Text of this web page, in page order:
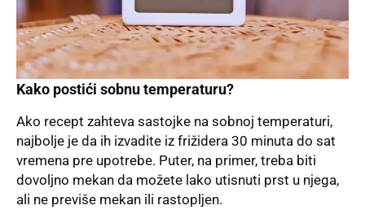
Kako postići sobnu temperaturu?
Ako recept zahteva sastojke na sobnoj temperaturi,
najbolje je da ih izvadite iz frižidera 30 minuta do sat
vremena pre upotrebe. Puter, na primer, treba biti
dovoljno mekan da možete lako utisnuti prst u njega,
ali ne previše mekan ili rastopljen.